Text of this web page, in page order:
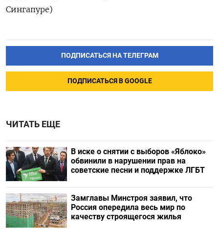
Сингапуре)
ПОДПИСАТЬСЯ НА ТЕЛЕГРАМ
ПОДПИСАТЬСЯ В GOOGLE
ЧИТАТЬ ЕЩЕ
В иске о снятии с выборов «Яблоко»
обвинили в нарушении прав на
советские песни и поддержке ЛГБТ
Замглавы Минстроя заявил, что
Россия опередила весь мир по
качеству строящегося жилья